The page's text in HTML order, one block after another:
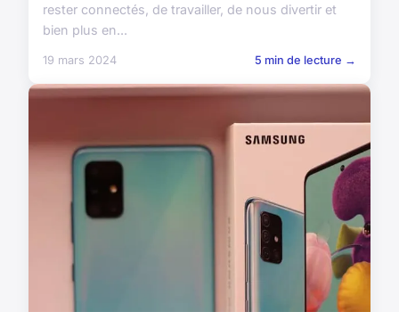
rester connectés, de travailler, de nous divertir et
bien plus en...
19 mars 2024 5 min de lecture →